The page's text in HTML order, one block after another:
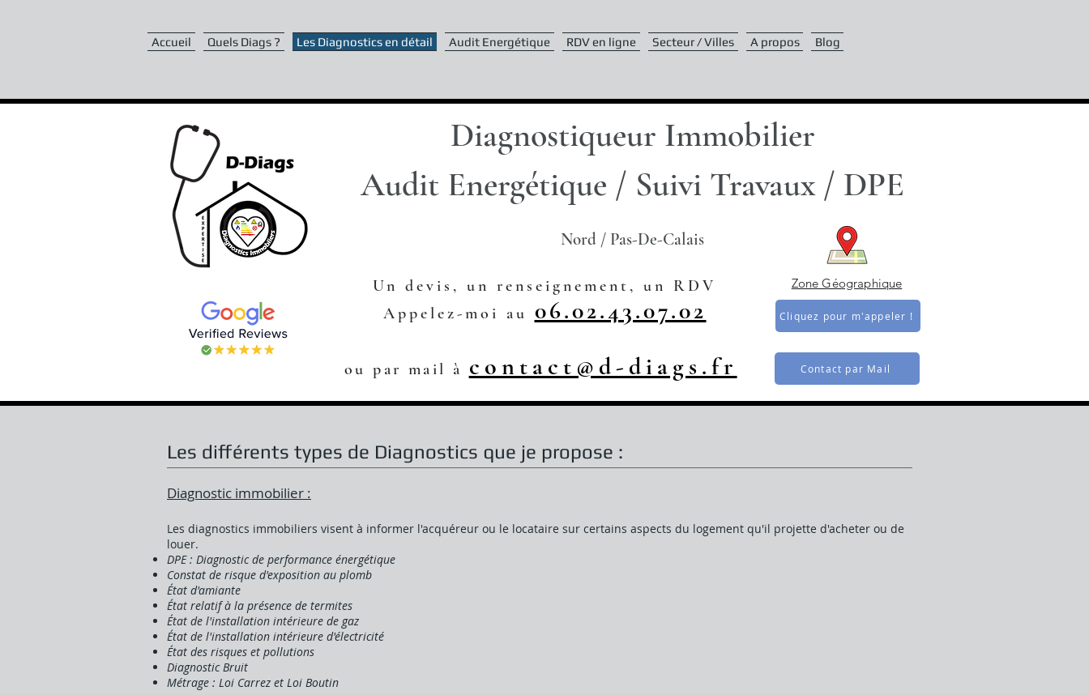
Accueil Quels Diags ? Les Diagnostics en détail Audit Energétique RDV en ligne Secteur / Villes A propos Blog
Diagnostiqueur Immobilier
Audit Energétique / Suivi Travaux / DPE
Nord / Pas-De-Calais
Un devis, un renseignement, un RDV
Appelez-moi au 06.02.43.07.02 Cliquez pour m'appeler !
ou par mail à contact@d-diags.fr Contact par Mail
Zone Géographique
Les différents types de Diagnostics que je propose :
Diagnostic immobilier :
Les diagnostics immobiliers visent à informer l'acquéreur ou le locataire sur certains aspects du logement qu'il projette d'acheter ou de
louer.
DPE : Diagnostic de performance énergétique
Constat de risque d'exposition au plomb
État d'amiante
État relatif à la présence de termites
État de l'installation intérieure de gaz
État de l'installation intérieure d'électricité
État des risques et pollutions
Diagnostic Bruit
Métrage : Loi Carrez et Loi Boutin